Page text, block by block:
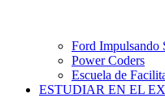
Ford Impulsando
Power Coders
Escuela de
ESTUDIAR EN EL